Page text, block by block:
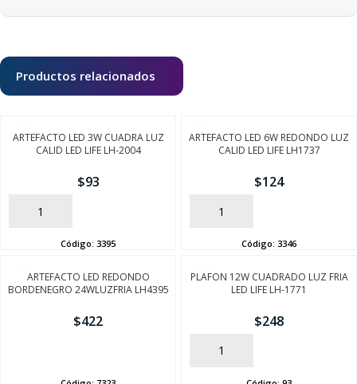
Productos relacionados
ARTEFACTO LED 3W CUADRA LUZ
CALID LED LIFE LH-2004
$93
AÑADIR
Código: 3395
ARTEFACTO LED 6W REDONDO LUZ
CALID LED LIFE LH1737
$124
AÑADIR
Código: 3346
ARTEFACTO LED REDONDO
BORDENEGRO 24WLUZFRIA LH4395
$422
PLAFON 12W CUADRADO LUZ FRIA
LED LIFE LH-1771
$248
AÑADIR